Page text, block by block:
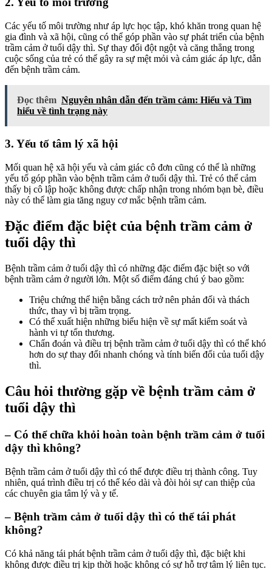
Các yếu tố môi trường như áp lực học tập, khó khăn trong quan hệ
gia đình và xã hội, cũng có thể góp phần vào sự phát triển của bệnh
trầm cảm ở tuổi dậy thì. Sự thay đổi đột ngột và căng thẳng trong
cuộc sống của trẻ có thể gây ra sự mệt mỏi và cảm giác áp lực, dẫn
đến bệnh trầm cảm.
Đọc thêm Nguyên nhân dẫn đến trầm cảm: Hiểu và Tìm
hiểu về tình trạng này
3. Yếu tố tâm lý xã hội
Mối quan hệ xã hội yếu và cảm giác cô đơn cũng có thể là những
yếu tố góp phần vào bệnh trầm cảm ở tuổi dậy thì. Trẻ có thể cảm
thấy bị cô lập hoặc không được chấp nhận trong nhóm bạn bè, điều
này có thể làm gia tăng nguy cơ mắc bệnh trầm cảm.
Đặc điểm đặc biệt của bệnh trầm cảm ở
tuổi dậy thì
Bệnh trầm cảm ở tuổi dậy thì có những đặc điểm đặc biệt so với
bệnh trầm cảm ở người lớn. Một số điểm đáng chú ý bao gồm:
Triệu chứng thể hiện bằng cách trở nên phản đối và thách
thức, thay vì bị trầm trọng.
Có thể xuất hiện những biểu hiện về sự mất kiểm soát và
hành vi tự tổn thương.
Chẩn đoán và điều trị bệnh trầm cảm ở tuổi dậy thì có thể khó
hơn do sự thay đổi nhanh chóng và tính biến đổi của tuổi dậy
thì.
Câu hỏi thường gặp về bệnh trầm cảm ở
tuổi dậy thì
– Có thể chữa khỏi hoàn toàn bệnh trầm cảm ở tuổi
dậy thì không?
Bệnh trầm cảm ở tuổi dậy thì có thể được điều trị thành công. Tuy
nhiên, quá trình điều trị có thể kéo dài và đòi hỏi sự can thiệp của
các chuyên gia tâm lý và y tế.
– Bệnh trầm cảm ở tuổi dậy thì có thể tái phát
không?
Có khả năng tái phát bệnh trầm cảm ở tuổi dậy thì, đặc biệt khi
không được điều trị kịp thời hoặc không có sự hỗ trợ tâm lý liên tục.